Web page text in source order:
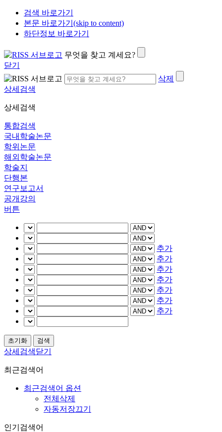
검색 바로가기
본문 바로가기(skip to content)
하단정보 바로가기
무엇을 찾고 계세요?
닫기
삭제
상세검색
상세검색
통합검색
국내학술논문
학위논문
해외학술논문
학술지
단행본
연구보고서
공개강의
버튼
추가
추가
추가
추가
추가
추가
추가
상세검색닫기
최근검색어
최근검색어 옵션
전체삭제
자동저장끄기
인기검색어